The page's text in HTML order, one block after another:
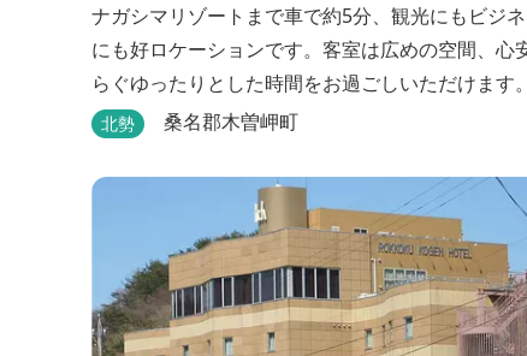
ナガシマリゾートまで車で約5分、観光にもビジ
にも好ロケーションです。客室は広めの空間、心
らぐゆったりとした時間をお過ごしいただけます。
北勢 桑名郡木曽岬町